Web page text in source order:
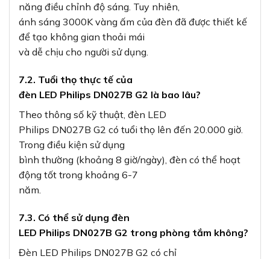
năng điều chỉnh độ sáng. Tuy nhiên,
ánh sáng 3000K vàng ấm của đèn đã được thiết kế
để tạo không gian thoải mái
và dễ chịu cho người sử dụng.
7.2. Tuổi thọ thực tế của
đèn LED Philips DN027B G2 là bao lâu?
Theo thông số kỹ thuật, đèn LED
Philips DN027B G2 có tuổi thọ lên đến 20.000 giờ.
Trong điều kiện sử dụng
bình thường (khoảng 8 giờ/ngày), đèn có thể hoạt
động tốt trong khoảng 6-7
năm.
7.3. Có thể sử dụng đèn
LED Philips DN027B G2 trong phòng tắm không?
Đèn LED Philips DN027B G2 có chỉ